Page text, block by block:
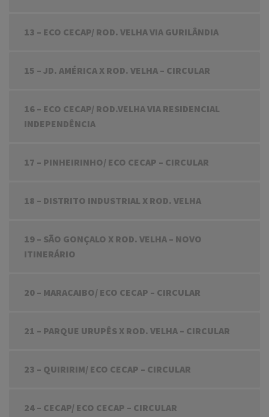
13 – ECO CECAP/ ROD. VELHA VIA GURILÂNDIA
15 – JD. AMÉRICA X ROD. VELHA – CIRCULAR
16 – ECO CECAP/ ROD.VELHA VIA RESIDENCIAL
INDEPENDÊNCIA
17 – PINHEIRINHO/ ECO CECAP – CIRCULAR
18 – DISTRITO INDUSTRIAL X ROD. VELHA
19 – SÃO GONÇALO X ROD. VELHA – NOVO
ITINERÁRIO
20 – MARACAIBO/ ECO CECAP – CIRCULAR
21 – PARQUE URUPÊS X ROD. VELHA – CIRCULAR
23 – QUIRIRIM/ ECO CECAP – CIRCULAR
24 – CECAP/ ECO CECAP – CIRCULAR